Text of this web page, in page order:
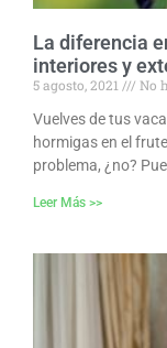
La diferencia
interiores y
5 agosto, 2021
No
Vuelves de tus
hormigas en el
problema, ¿no?
Leer Más >>